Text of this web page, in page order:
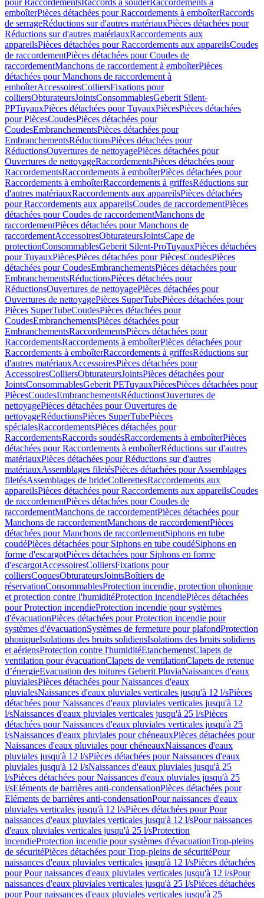
pour RaccordementsRaccords à souderRaccordements à
emboîterPièces détachées pour Raccordements à emboîterRaccords
de serrageRéductions sur d'autres matériauxPièces détachées pour
Réductions sur d'autres matériauxRaccordements aux
appareilsPièces détachées pour Raccordements aux appareilsCoudes
de raccordementPièces détachées pour Coudes de
raccordementManchons de raccordement à emboîterPièces
détachées pour Manchons de raccordement à
emboîterAccessoiresColliersFixations pour
colliersObturateursJointsConsommablesGeberit Silent-
PPTuyauxPièces détachées pour TuyauxPiècesPièces détachées
pour PiècesCoudesPièces détachées pour
CoudesEmbranchementsPièces détachées pour
EmbranchementsRéductionsPièces détachées pour
RéductionsOuvertures de nettoyagePièces détachées pour
Ouvertures de nettoyageRaccordementsPièces détachées pour
RaccordementsRaccordements à emboîterPièces détachées pour
Raccordements à emboîterRaccordements à griffesRéductions sur
d'autres matériauxRaccordements aux appareilsPièces détachées
pour Raccordements aux appareilsCoudes de raccordementPièces
détachées pour Coudes de raccordementManchons de
raccordementPièces détachées pour Manchons de
raccordementAccessoiresObturateursJointsCape de
protectionConsommablesGeberit Silent-ProTuyauxPièces détachées
pour TuyauxPiècesPièces détachées pour PiècesCoudesPièces
détachées pour CoudesEmbranchementsPièces détachées pour
EmbranchementsRéductionsPièces détachées pour
RéductionsOuvertures de nettoyagePièces détachées pour
Ouvertures de nettoyagePièces SuperTubePièces détachées pour
Pièces SuperTubeCoudesPièces détachées pour
CoudesEmbranchementsPièces détachées pour
EmbranchementsRaccordementsPièces détachées pour
RaccordementsRaccordements à emboîterPièces détachées pour
Raccordements à emboîterRaccordements à griffesRéductions sur
d'autres matériauxAccessoiresPièces détachées pour
AccessoiresColliersObturateursJointsPièces détachées pour
JointsConsommablesGeberit PETuyauxPiècesPièces détachées pour
PiècesCoudesEmbranchementsRéductionsOuvertures de
nettoyagePièces détachées pour Ouvertures de
nettoyageRéductionsPièces SuperTubePièces
spécialesRaccordementsPièces détachées pour
RaccordementsRaccords soudésRaccordements à emboîterPièces
détachées pour Raccordements à emboîterRéductions sur d'autres
matériauxPièces détachées pour Réductions sur d'autres
matériauxAssemblages filetésPièces détachées pour Assemblages
filetésAssemblages de brideCollerettesRaccordements aux
appareilsPièces détachées pour Raccordements aux appareilsCoudes
de raccordementPièces détachées pour Coudes de
raccordementManchons de raccordementPièces détachées pour
Manchons de raccordementManchons de raccordementPièces
détachées pour Manchons de raccordementSiphons en tube
coudéPièces détachées pour Siphons en tube coudéSiphons en
forme d'escargotPièces détachées pour Siphons en forme
d'escargotAccessoiresColliersFixations pour
colliersCoquesObturateursJointsBoîtiers de
réservationConsommablesProtection incendie, protection phonique
et protection contre l'humiditéProtection incendiePièces détachées
pour Protection incendieProtection incendie pour systèmes
d'évacuationPièces détachées pour Protection incendie pour
systèmes d'évacuationSystèmes de fermeture pour plafondProtection
phoniqueIsolations des bruits solidiensIsolations des bruits solidiens
et aériensProtection contre l'humiditéEtanchementsClapets de
ventilation pour évacuationClapets de ventilationClapets de retenue
d’énergieEvacuation des toitures Geberit PluviaNaissances d'eaux
pluvialesPièces détachées pour Naissances d'eaux
pluvialesNaissances d'eaux pluviales verticales jusqu'à 12 l/sPièces
détachées pour Naissances d'eaux pluviales verticales jusqu'à 12
l/sNaissances d'eaux pluviales verticales jusqu'à 25 l/sPièces
détachées pour Naissances d'eaux pluviales verticales jusqu'à 25
l/sNaissances d'eaux pluviales pour chéneauxPièces détachées pour
Naissances d'eaux pluviales pour chéneauxNaissances d'eaux
pluviales jusqu'à 12 l/sPièces détachées pour Naissances d'eaux
pluviales jusqu'à 12 l/sNaissances d'eaux pluviales jusqu'à 25
l/sPièces détachées pour Naissances d'eaux pluviales jusqu'à 25
l/sEléments de barrières anti-condensationPièces détachées pour
Eléments de barrières anti-condensationPour naissances d'eaux
pluviales verticales jusqu'à 12 l/sPièces détachées pour Pour
naissances d'eaux pluviales verticales jusqu'à 12 l/sPour naissances
d'eaux pluviales verticales jusqu'à 25 l/sProtection
incendieProtection incendie pour systèmes d'évacuationTrop-pleins
de sécuritéPièces détachées pour Trop-pleins de sécuritéPour
naissances d'eaux pluviales verticales jusqu'à 12 l/sPièces détachées
pour Pour naissances d'eaux pluviales verticales jusqu'à 12 l/sPour
naissances d'eaux pluviales verticales jusqu'à 25 l/sPièces détachées
pour Pour naissances d'eaux pluviales verticales jusqu'à 25